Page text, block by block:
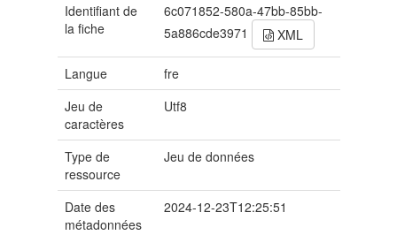
Identifiant de
la fiche
6c071852-580a-47bb-85bb-
5a886cde3971
XML
Langue
fre
Jeu de
caractères
Utf8
Type de
ressource
Jeu de données
Date des
métadonnées
2024-12-23T12:25:51